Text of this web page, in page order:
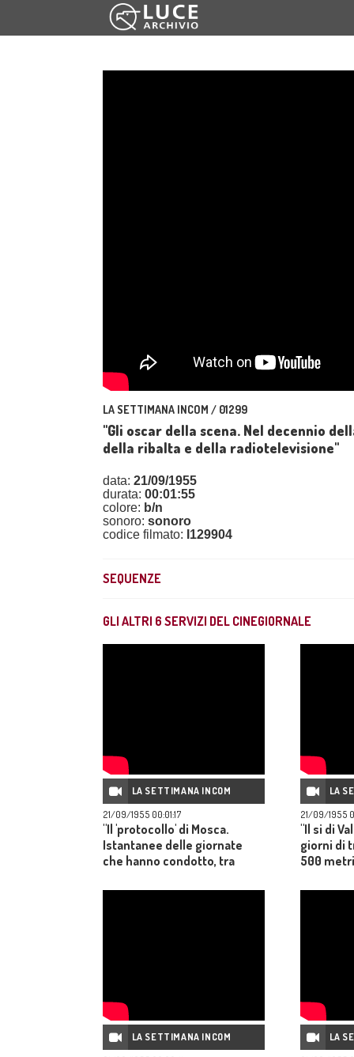
LA SETTIMANA INCOM / 01299
"Gli oscar della scena. Nel decennio
della ribalta e della radiotelevisione"
data: 21/09/1955
durata: 00:01:55
colore: b/n
sonoro: sonoro
codice filmato: I129904
SEQUENZE
GLI ALTRI 6 SERVIZI DEL CINEGIORNALE
LA SETTIMANA INCOM
21/09/1955 00:01:17
"Il 'protocollo' di Mosca.
Istantanee delle giornate
che hanno condotto, tra
ricevimenti, al trattato tra
LA
21/09/1955
"Il si di
giorni di
500
LA SETTIMANA INCOM
LA